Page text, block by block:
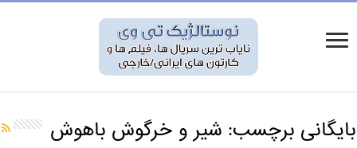
بایگانی برچسب:شیر و خرگوش باهوش